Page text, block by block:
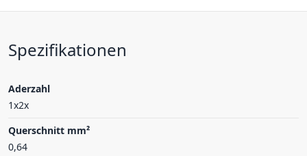
Spezifikationen
Aderzahl
1x2x
Querschnitt mm²
0,64